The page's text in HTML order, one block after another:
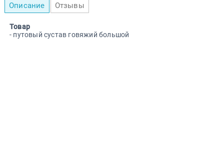
Описание Отзывы
Товар
- путовый сустав говяжий большой